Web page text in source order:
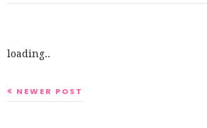
loading..
NEWER POST